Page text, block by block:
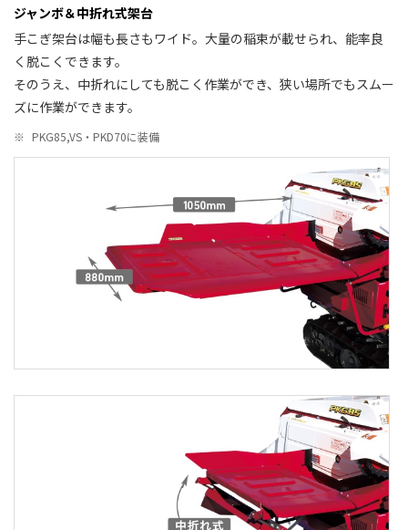
ジャンボ＆中折れ式架台
手こぎ架台は幅も長さもワイド。大量の稲束が載せられ、能率良
く脱こくできます。
そのうえ、中折れにしても脱こく作業ができ、狭い場所でもスムー
ズに作業ができます。
※ PKG85,VS・PKD70に装備